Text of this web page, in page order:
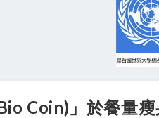
Coin)」於餐量